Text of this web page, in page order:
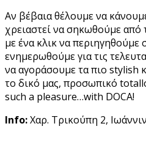
Αν βέβαια θέλουμε να
χρειαστεί να σηκωθούμε
με ένα κλικ να περιηγηθούμε
ενημερωθούμε για τις
να αγοράσουμε τα πιο stylish
το δικό μας, προσωπικό
such a pleasure…with DOCA!
Info:Χαρ. Τρικούπη 2,